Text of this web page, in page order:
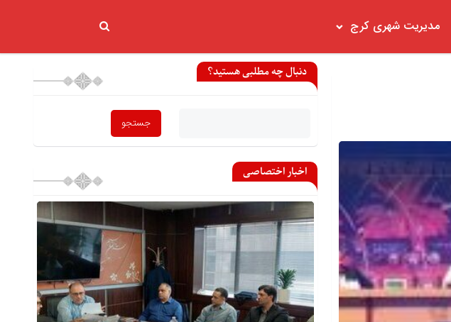
مدیریت شهری کرج
دنبال چه مطلبی هستید؟
اخبار اختصاصی